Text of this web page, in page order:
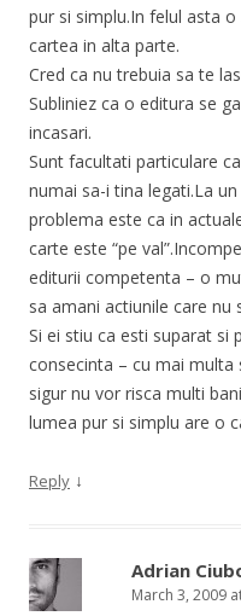
pur si simplu.In felul asta
cartea in alta parte.
Cred ca nu trebuia sa te
Subliniez ca o editura se
incasari.
Sunt facultati particulare
numai sa-i tina legati.La
problema este ca in
carte este “pe
editurii competenta – o
sa amani actiunile care nu
Si ei stiu ca esti suparat si
consecinta – cu mai
sigur nu vor risca multi
lumea pur si simplu are o
Reply ↓
Adrian
March 3, 2009